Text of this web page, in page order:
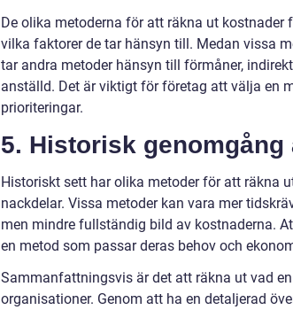
De olika metoderna för att räkna ut
vilka faktorer de tar hänsyn till. Medan vissa
tar andra metoder hänsyn till förmåner,
anställd. Det är viktigt för företag att välja en
prioriteringar.
5. Historisk
Historiskt sett har olika metoder för att räkna
nackdelar. Vissa metoder kan vara mer
men mindre fullständig bild av kostnaderna.
en metod som passar deras behov och
Sammanfattningsvis är det att räkna ut vad
organisationer. Genom att ha en detaljerad